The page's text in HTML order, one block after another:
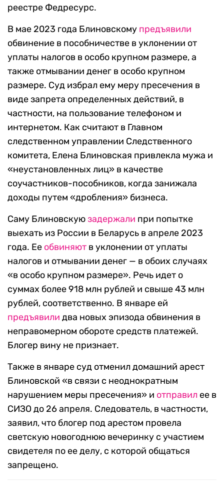
реестре Федресурс.
В мае 2023 года Блиновскому предъявили
обвинение в пособничестве в уклонении от
уплаты налогов в особо крупном размере, а
также отмывании денег в особо крупном
размере. Суд избрал ему меру пресечения в
виде запрета определенных действий, в
частности, на пользование телефоном и
интернетом. Как считают в Главном
следственном управлении Следственного
комитета, Елена Блиновская привлекла мужа и
«неустановленных лиц» в качестве
соучастников-пособников, когда занижала
доходы путем «дробления» бизнеса.
Саму Блиновскуюзадержали при попытке
выехать из России в Беларусь в апреле 2023
года. Ее обвиняют в уклонении от уплаты
налогов и отмывании денег — в обоих случаях
«в особо крупном размере». Речь идет о
суммах более 918 млн рублей и свыше 43 млн
рублей, соответственно. В январе ей
предъявили два новых эпизода обвинения в
неправомерном обороте средств платежей.
Блогер вину не признает.
Также в январе суд отменил домашний арест
Блиновской «в связи с неоднократным
нарушением меры пресечения» и отправил ее в
СИЗО до 26 апреля. Следователь, в частности,
заявил, что блогер под арестом провела
светскую новогоднюю вечеринку с участием
свидетеля по ее делу, с которой общаться
запрещено.